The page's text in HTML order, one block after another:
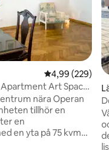
omdömen4,99 av 5 i
4,99 (229)
Art Space
nära Operan
en
en yta på 75 kvm